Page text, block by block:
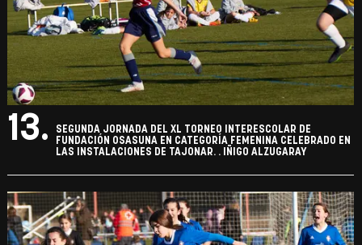
13.
SEGUNDA JORNADA DEL XL TORNEO INTERESCOLAR DE
FUNDACIÓN OSASUNA EN CATEGORÍA FEMENINA CELEBRADO EN
LAS INSTALACIONES DE TAJONAR. . IÑIGO ALZUGARAY